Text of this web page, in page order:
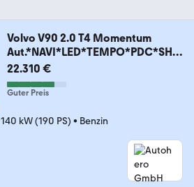
Volvo V90 2.0 T4 Momentum
Aut.*NAVI*LED*TEMPO*PDC*SHZ
*
22.310 €
Guter Preis
140 kW (190 PS) • Benzin